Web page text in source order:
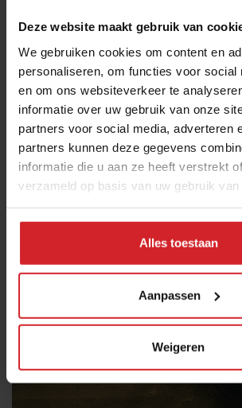
Deze website maakt gebruik van
We gebruiken cookies om content en
personaliseren, om functies voor social
en om ons websiteverkeer te
informatie over uw gebruik van onze
partners voor social media, adverteren
partners kunnen deze gegevens
informatie die u aan ze heeft verstrekt
verzameld op basis van uw gebruik van
Alles toestaan
Aanpassen
Weigeren
Met succes gecrowdfund